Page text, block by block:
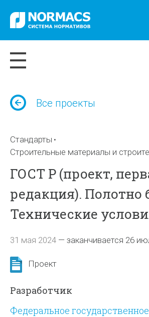
Все проекты
Стандарты
Строительные материалы и
ГОСТ Р (проект,
редакция). Полотно
Технические
31 мая 2024 —заканчивается 26
Проект
Разработчик
Федеральное